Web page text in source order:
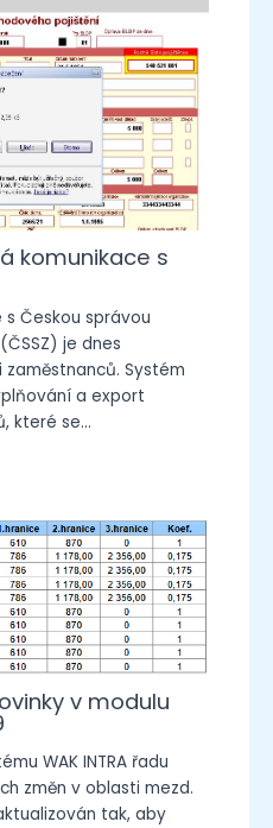
komunikace s
s Českou správou
je dnes
Systém
a export
které se…
v modulu
WAK INTRA řadu
změn v oblasti mezd.
tak, aby